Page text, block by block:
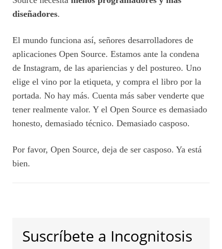
diseñadores.
El mundo funciona así, señores desarrolladores de
aplicaciones Open Source. Estamos ante la condena
de Instagram, de las apariencias y del postureo. Uno
elige el vino por la etiqueta, y compra el libro por la
portada. No hay más. Cuenta más saber venderte que
tener realmente valor. Y el Open Source es demasiado
honesto, demasiado técnico. Demasiado casposo.
Por favor, Open Source, deja de ser casposo. Ya está
bien.
Suscríbete a Incognitosis